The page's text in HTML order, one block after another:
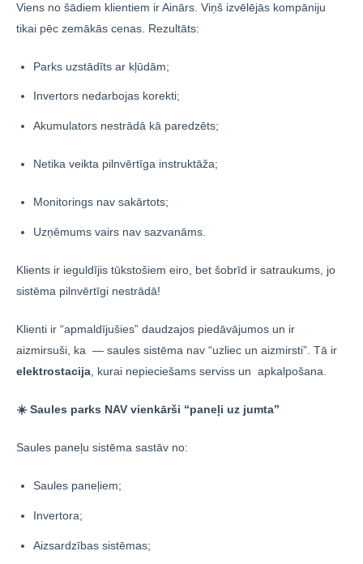
Viens no šādiem klientiem ir Ainārs. Viņš izvēlējās kompāniju
tikai pēc zemākās cenas. Rezultāts:
Parks uzstādīts ar kļūdām;
Invertors nedarbojas korekti;
Akumulators nestrādā kā paredzēts;
Netika veikta pilnvērtīga instruktāža;
Monitorings nav sakārtots;
Uzņēmums vairs nav sazvanāms.
Klients ir ieguldījis tūkstošiem eiro, bet šobrīd ir satraukums, jo
sistēma pilnvērtīgi nestrādā!
Klienti ir “apmaldījušies” daudzajos piedāvājumos un ir
aizmirsuši, ka — saules sistēma nav “uzliec un aizmirsti”. Tā ir
elektrostacija , kurai nepieciešams serviss un apkalpošana.
☀️ Saules parks NAV vienkārši “paneļi uz jumta”
Saules paneļu sistēma sastāv no:
Saules paneļiem;
Invertora;
Aizsardzības sistēmas;